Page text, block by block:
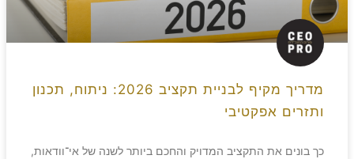
מדריך מקיף לבניית תקציב 2026: ניתוח, תכנון
ותזרים אפקטיבי
כך בונים את התקציב המדויק והחכם ביותר לשנה של אי־וודאות,